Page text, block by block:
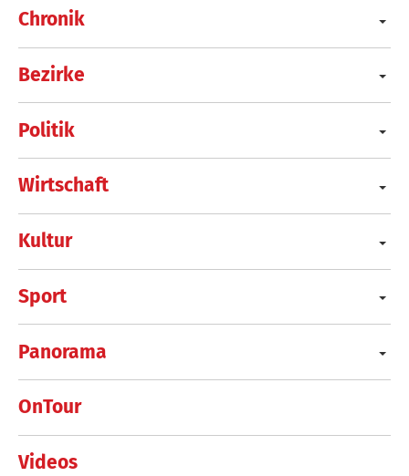
Chronik
Bezirke
Politik
Wirtschaft
Kultur
Sport
Panorama
OnTour
Videos